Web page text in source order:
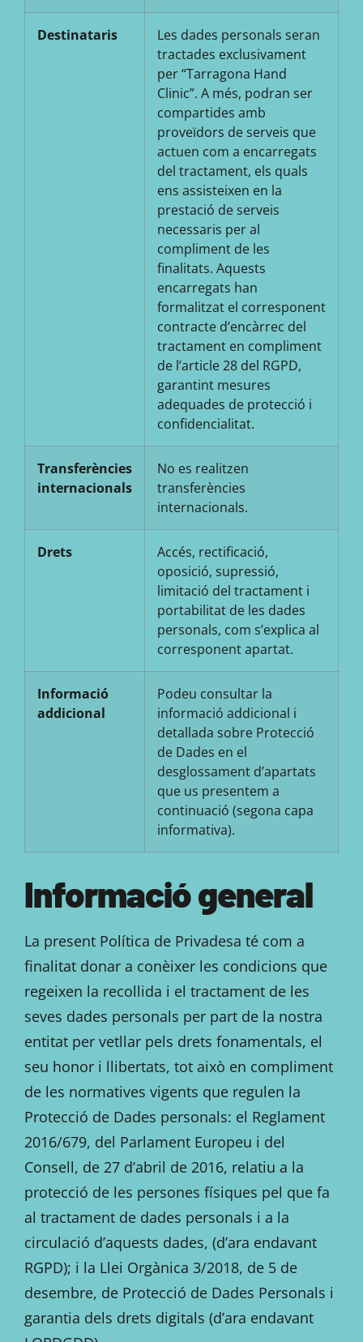
Destinataris
Les dades personals seran
tractades exclusivament
per “Tarragona Hand
Clinic”. A més, podran ser
compartides amb
proveïdors de serveis que
actuen com a encarregats
del tractament, els quals
ens assisteixen en la
prestació de serveis
necessaris per al
compliment de les
finalitats. Aquests
encarregats han
formalitzat el corresponent
contracte d’encàrrec del
tractament en compliment
de l’article 28 del RGPD,
garantint mesures
adequades de protecció i
confidencialitat.
Transferències
internacionals
No es realitzen
transferències
internacionals.
Drets
Accés, rectificació,
oposició, supressió,
limitació del tractament i
portabilitat de les dades
personals, com s’explica al
corresponent apartat.
Informació
addicional
Podeu consultar la
informació addicional i
detallada sobre Protecció
de Dades en el
desglossament d’apartats
que us presentem a
continuació (segona capa
informativa).
Informació general
La present Política de Privadesa té com a
finalitat donar a conèixer les condicions que
regeixen la recollida i el tractament de les
seves dades personals per part de la nostra
entitat per vetllar pels drets fonamentals, el
seu honor i llibertats, tot això en compliment
de les normatives vigents que regulen la
Protecció de Dades personals: el Reglament
2016/679, del Parlament Europeu i del
Consell, de 27 d’abril de 2016, relatiu a la
protecció de les persones físiques pel que fa
al tractament de dades personals i a la
circulació d’aquests dades, (d’ara endavant
RGPD); i la Llei Orgànica 3/2018, de 5 de
desembre, de Protecció de Dades Personals i
garantia dels drets digitals (d’ara endavant